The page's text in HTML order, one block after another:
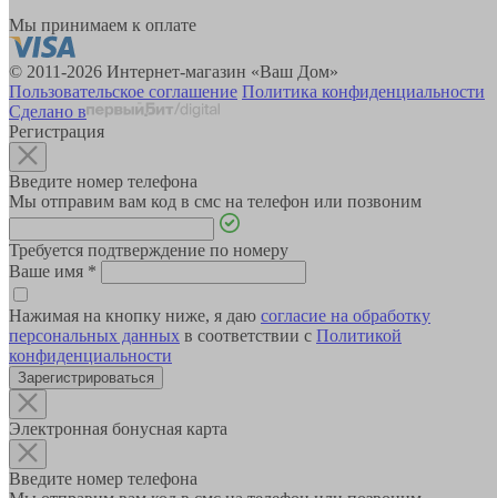
Мы принимаем к оплате
© 2011-2026 Интернет-магазин «Ваш Дом»
Пользовательское соглашение Политика конфиденциальности
Сделано в
Регистрация
Введите номер телефона
Мы отправим вам код в смс на телефон или позвоним
Требуется подтверждение по номеру
Ваше имя *
Нажимая на кнопку ниже, я даю согласие на обработку
персональных данных в соответствии с Политикой
конфиденциальности
Зарегистрироваться
Электронная бонусная карта
Введите номер телефона